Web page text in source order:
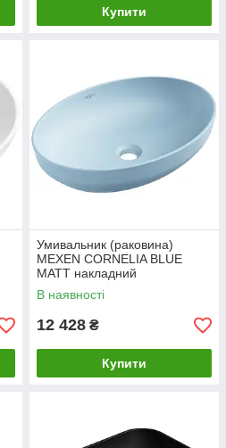
Купити
Умивальник (раковина)
MEXEN CORNELIA BLUE
MATT накладний
В наявності
12 428 ₴
Купити